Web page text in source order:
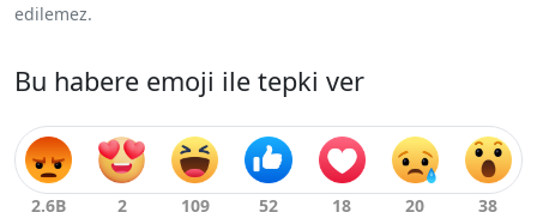
edilemez.
Bu habere emoji ile tepki ver